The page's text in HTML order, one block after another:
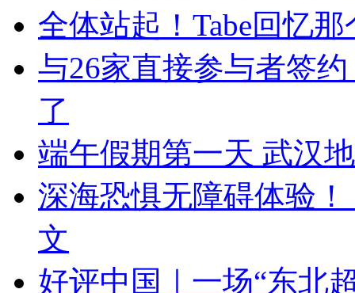
全体站起！Tabe回忆
与26家直接参与者签
了
端午假期第一天 武汉
深海恐惧无障碍体验
文
好评中国｜一场“东北